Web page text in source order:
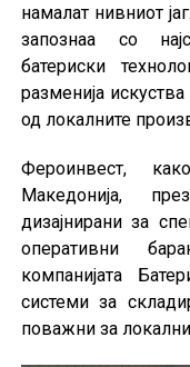
намалат нивниот
запознаа со
батериски
разменија
од локалните
Фероинвест,
Македонија,
дизајнирани за
оперативни
компанијата
системи за
поважни за